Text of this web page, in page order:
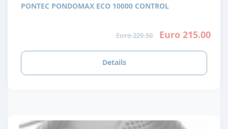
PONTEC PONDOMAX ECO 10000 CONTROL
Euro 229.50 Euro 215.00
Details